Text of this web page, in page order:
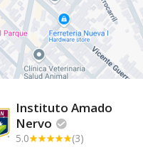
Instituto Amado
Nervo
5.0
(3)